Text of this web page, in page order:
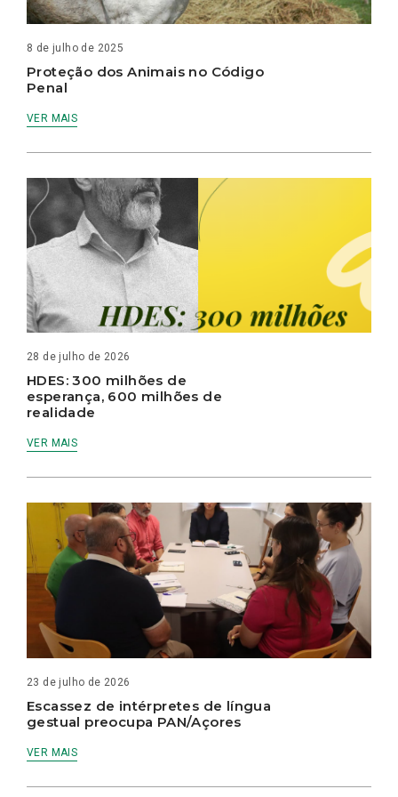
8 de julho de 2025
Proteção dos Animais no Código
Penal
VER MAIS
28 de julho de 2026
HDES: 300 milhões de
esperança, 600 milhões de
realidade
VER MAIS
23 de julho de 2026
Escassez de intérpretes de língua
gestual preocupa PAN/Açores
VER MAIS